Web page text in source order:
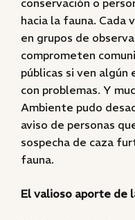
conservación o
hacia la fauna. Cada
en grupos de
comprometen
públicas si ven algún
con problemas. Y
Ambiente pudo
aviso de personas
sospecha de caza
fauna.
El valioso aporte de